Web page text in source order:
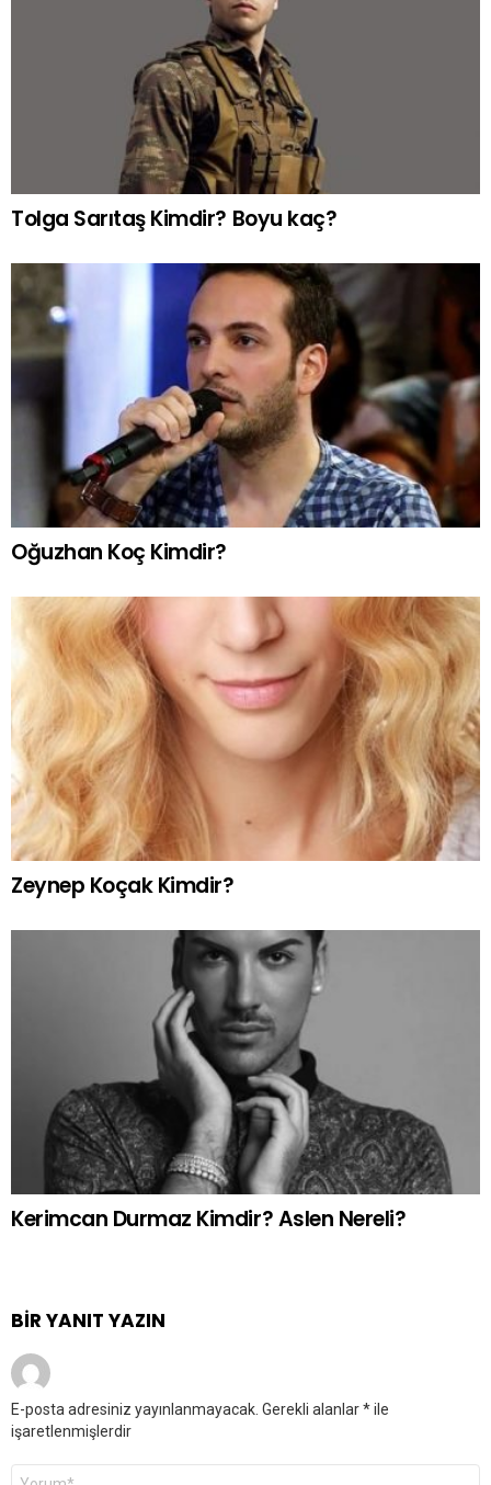
Tolga Sarıtaş Kimdir? Boyu kaç?
Oğuzhan Koç Kimdir?
Zeynep Koçak Kimdir?
Kerimcan Durmaz Kimdir? Aslen Nereli?
BIR YANIT YAZIN
E-posta adresiniz yayınlanmayacak. Gerekli alanlar*ile
işaretlenmişlerdir
Yorum